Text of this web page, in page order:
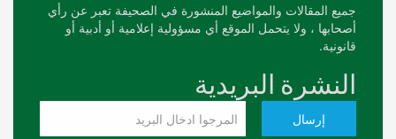
جميع المقالات والمواضيع المنشورة في الصحيفة تعبر عن رأي
أصحابها ، ولا يتحمل الموقع أي مسؤولية إعلامية أو أدبية أو
قانونية.
النشرة البريدية